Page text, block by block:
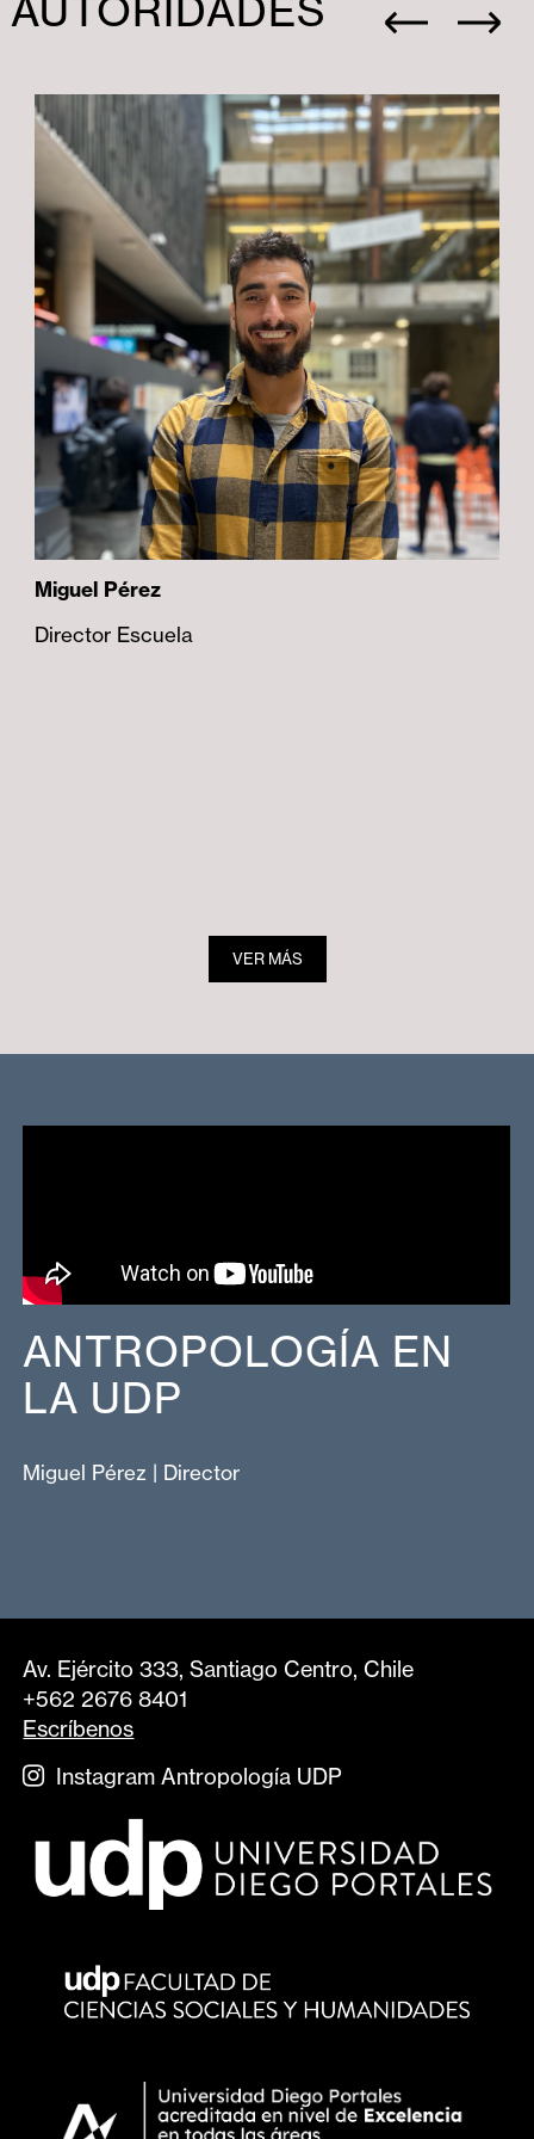
AUTORIDADES
Miguel Pérez
Director Escuela
VER MÁS
ANTROPOLOGÍA EN
LA UDP
Miguel Pérez | Director
Av. Ejército 333, Santiago Centro, Chile
+562 2676 8401
Escríbenos
Instagram Antropología UDP